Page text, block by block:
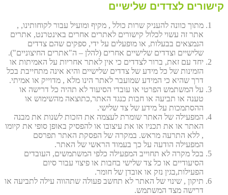
קישורים לצדדים שלישיים
מתוך כוונה להעניק שרות כולל , מקיף ומועיל עבור לקוחותינו, ,
אתר זה עשוי לכלול קישורים לאתרים אחרים באינטרנט, אתרים
הנמצאים בבעלות, או מופעלים על ידי, ספקים שהם צדדים
שלישיים וצדדים שלישיים אחרים (להלן – ה"אתרים החיצוניים").
יחד עם זאת, ברור לצדדים כי אין לאתר אחריות על האמיתות או
הזמינות של כל מידע של צדדים שלישיים והיא אינה מתחייבת בכל
דרך שהיא כי המידע שמועבר לאתר הינו מלא , מדוייק או אמיתי.
על המשתמש הפרטי או עובדי הסיעוד לא תהיה כל דרישה או
טענה או תביעה או חבות כנגד האתר,כתוצאה מהשימוש או
ההסתמכות על מידע של צד שלישי.
המפעילה של האתר שומרת לעצמה את הזכות לשנות את מבנה
האתר או את תכניו או את עיצובו או להפסיק באופן סופי את קיומו
, ללא התרעה מראש. במקרה של הפסקת האתר תפרסם
המפעילה הודעה על כך בעמוד הראשי של האתר.
בכל מקרה לא תחוייב המפעילה כלפי המשתמשים, העובדים
הסיעודיים או כל צד שלישי בחבות או פיצוי עבור סיום
הפעילות,בגין נזק או אובדן של חומר.
תיקון , שינוי של האתר לא תחשב פעולה שתהווה עילה לתביעה או
דרישה מצד המשתמש.